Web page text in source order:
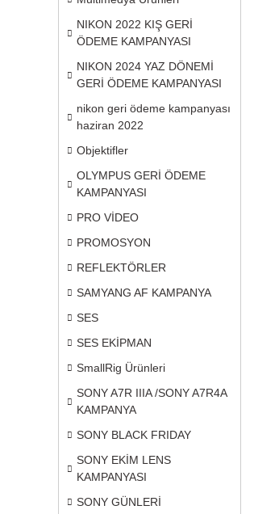
NIKON 2022 KIŞ GERİ
ÖDEME KAMPANYASI
NIKON 2024 YAZ DÖNEMİ
GERİ ÖDEME KAMPANYASI
nikon geri ödeme kampanyası
haziran 2022
Objektifler
OLYMPUS GERİ ÖDEME
KAMPANYASI
PRO VİDEO
PROMOSYON
REFLEKTÖRLER
SAMYANG AF KAMPANYA
SES
SES EKİPMAN
SmallRig Ürünleri
SONY A7R IIIA /SONY A7R4A
KAMPANYA
SONY BLACK FRIDAY
SONY EKİM LENS
KAMPANYASI
SONY GÜNLERİ